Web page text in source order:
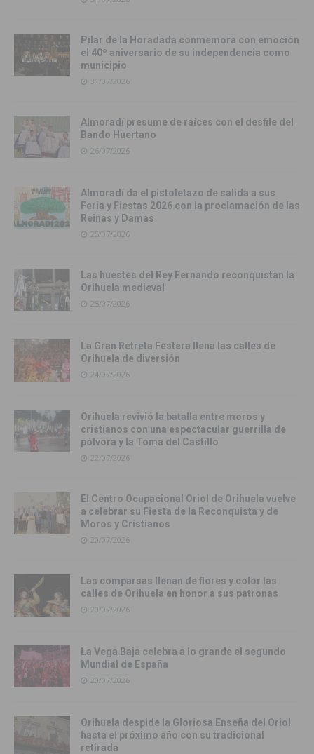
Pilar de la Horadada conmemora con emoción
el 40º aniversario de su independencia como
municipio
31/07/2026
Almoradí presume de raíces con el desfile del
Bando Huertano
26/07/2026
Almoradí da el pistoletazo de salida a sus
Feria y Fiestas 2026 con la proclamación de las
Reinas y Damas
25/07/2026
Las huestes del Rey Fernando reconquistan la
Orihuela medieval
25/07/2026
La Gran Retreta Festera llena las calles de
Orihuela de diversión
24/07/2026
Orihuela revivió la batalla entre moros y
cristianos con una espectacular guerrilla de
pólvora y la Toma del Castillo
22/07/2026
El Centro Ocupacional Oriol de Orihuela vuelve
a celebrar su Fiesta de la Reconquista y de
Moros y Cristianos
20/07/2026
Las comparsas llenan de flores y color las
calles de Orihuela en honor a sus patronas
20/07/2026
La Vega Baja celebra a lo grande el segundo
Mundial de España
20/07/2026
Orihuela despide la Gloriosa Enseña del Oriol
hasta el próximo año con su tradicional
retirada